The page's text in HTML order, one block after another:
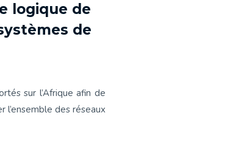
logique de
de
sur l’Afrique afin de
des réseaux